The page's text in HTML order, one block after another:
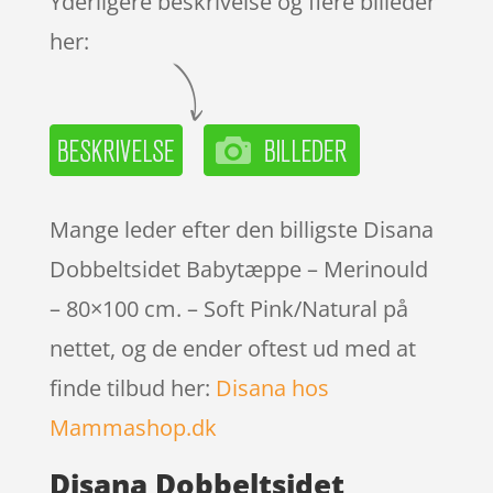
er
her:
Mange leder efter den billigste Disana
Dobbeltsidet Babytæppe – Merinould
– 80×100 cm. – Soft Pink/Natural på
nettet, og de ender oftest ud med at
finde tilbud her: Disana hos
Mammashop.dk
Disana Dobbeltsidet